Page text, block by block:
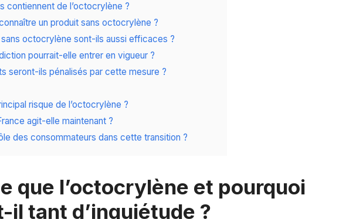
contiennent de l’octocrylène ?
un produit sans octocrylène ?
octocrylène sont-ils aussi efficaces ?
pourrait-elle entrer en vigueur ?
seront-ils pénalisés par cette mesure ?
risque de l’octocrylène ?
agit-elle maintenant ?
des consommateurs dans cette transition ?
que l’octocrylène et pourquoi
tant d’inquiétude ?